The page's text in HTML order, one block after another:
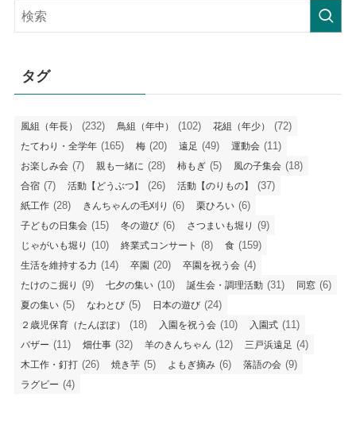
記
事
タグ
風組（年長） (232) 鳥組（年中） (102) 花組（年少） (72)
たてわり・全学年 (165) 梅 (20) 遠足 (49) 運動会 (11)
お楽しみ会 (7) 親も一緒に (28) 柿もぎ (5) 風の子集会 (18)
合宿 (7) 活動【どうぶつ】 (26) 活動【のりもの】 (37)
紙工作 (28) きんちゃんの毛刈り (6) 栗ひろい (6)
子どもの日集会 (15) 冬の遊び (6) さつまいも堀り (9)
じゃがいも堀り (10) 終業式コンサート (8) 食 (159)
生活を維持する力 (14) 卒園 (20) 卒園を祝う会 (4)
たけのこ掘り (9) 七夕の集い (10) 誕生会・調理活動 (31) 同窓 (6)
夏の集い (5) なわとび (5) 日本の遊び (24)
２歳児保育（たんぽぽ） (18) 入園を祝う会 (10) 入園式 (11)
バザー (11) 畑仕事 (32) 羊のきんちゃん (12) 三戸浜遠足 (4)
木工作・釘打 (26) 焼き芋 (5) よもぎ摘み (6) 落語の会 (9)
ラグビー (4)